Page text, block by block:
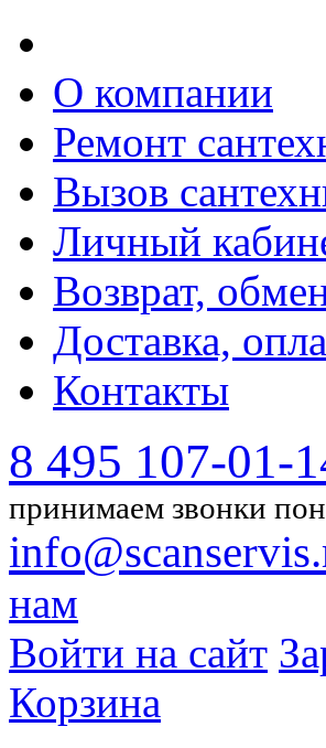
О компании
Ремонт
Вызов
Личный
Возврат,
Доставка,
Контакты
8 495 107-01-
принимаем звонки
нам
Войти на сайт
Корзина